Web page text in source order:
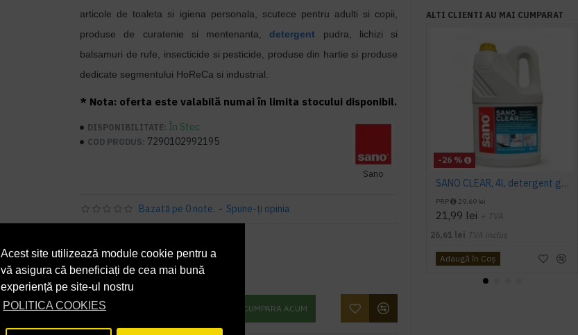
Acest site utilizează module cookie pentru a
vă asigura că beneficiați de cea mai bună
experiență pe site-ul nostru
POLITICA COOKIES
articole de toaleta si igiena personala, scutece pentru adulti si copii,
produse de curatenie si mentenanta,
detergent
pudra, lichizi si
balsamuri de rufe, insecticide si pesticide, produse din hartie si produse
dedicate segmentului HoReCa si industrial.
* Nota: oferta este valabilă numai în limita stocului disponibil.
DISPONIBILITATE: În Stoc
COD PRODUS: 7290102992195
Sano
Bazată pe 0 note. - Spune-ţi opinia
21,68 lei+ TVA
26,23 lei TVA inclus
CUMPARA ACUM
ALTI CLIENTI AU MAI CUMPARAT
-26 %
SANO CLEAR, 4l, detergent geam
PRP 29,69 lei
21,99 lei + TVA
26,61 lei TVA inclus
Adaugă în Coş